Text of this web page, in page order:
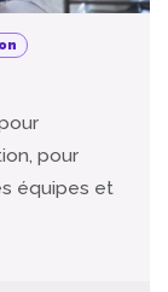
pour
équipes et